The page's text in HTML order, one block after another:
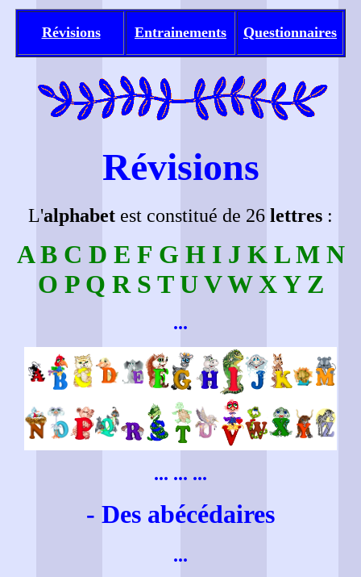
Révisions Entrainements Questionnaires
Révisions
L'alphabet est constitué de 26 lettres :
A B C D E F G H I J K L M N
O P Q R S T U V W X Y Z
...
... ... ...
- Des abécédaires
...